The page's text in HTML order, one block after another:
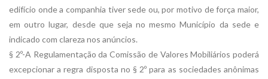
edifício onde a companhia tiver sede ou, por motivo de força maior,
em outro lugar, desde que seja no mesmo Município da sede e
indicado com clareza nos anúncios.
§ 2º-A Regulamentação da Comissão de Valores Mobiliários poderá
excepcionar a regra disposta no § 2º para as sociedades anônimas